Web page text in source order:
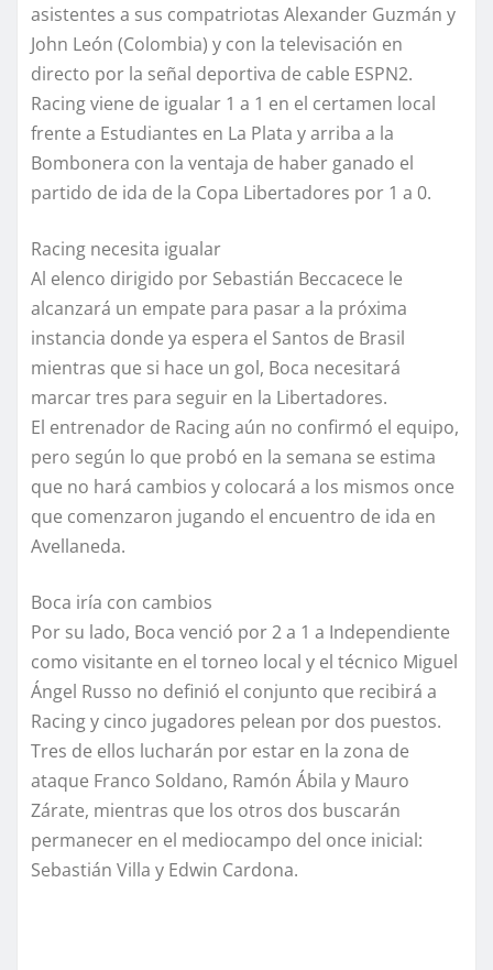
asistentes a sus compatriotas Alexander Guzmán y
John León (Colombia) y con la televisación en
directo por la señal deportiva de cable ESPN2.
Racing viene de igualar 1 a 1 en el certamen local
frente a Estudiantes en La Plata y arriba a la
Bombonera con la ventaja de haber ganado el
partido de ida de la Copa Libertadores por 1 a 0.
Racing necesita igualar
Al elenco dirigido por Sebastián Beccacece le
alcanzará un empate para pasar a la próxima
instancia donde ya espera el Santos de Brasil
mientras que si hace un gol, Boca necesitará
marcar tres para seguir en la Libertadores.
El entrenador de Racing aún no confirmó el equipo,
pero según lo que probó en la semana se estima
que no hará cambios y colocará a los mismos once
que comenzaron jugando el encuentro de ida en
Avellaneda.
Boca iría con cambios
Por su lado, Boca venció por 2 a 1 a Independiente
como visitante en el torneo local y el técnico Miguel
Ángel Russo no definió el conjunto que recibirá a
Racing y cinco jugadores pelean por dos puestos.
Tres de ellos lucharán por estar en la zona de
ataque Franco Soldano, Ramón Ábila y Mauro
Zárate, mientras que los otros dos buscarán
permanecer en el mediocampo del once inicial:
Sebastián Villa y Edwin Cardona.